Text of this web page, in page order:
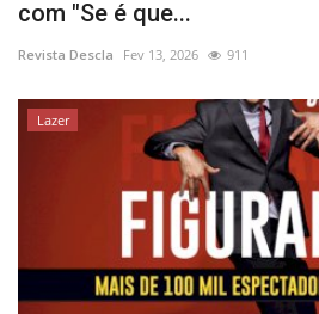
Educação
Estatuto Editorial
Saúde
Ficha técnica
com "Se é que...
Revista Descla Fev 13, 2026 911
Lazer